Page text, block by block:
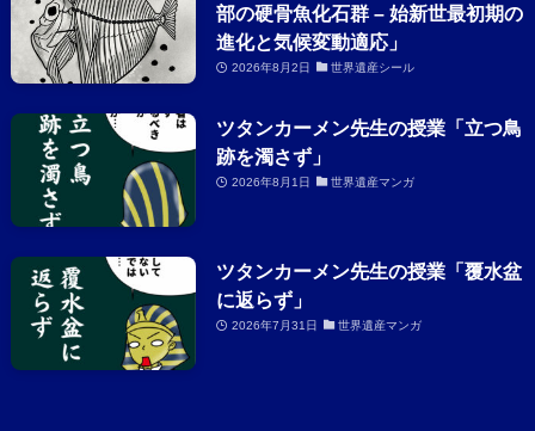
部の硬骨魚化石群 – 始新世最初期の
進化と気候変動適応」
2026年8月2日 世界遺産シール
ツタンカーメン先生の授業「立つ鳥
跡を濁さず」
2026年8月1日 世界遺産マンガ
ツタンカーメン先生の授業「覆水盆
に返らず」
2026年7月31日 世界遺産マンガ